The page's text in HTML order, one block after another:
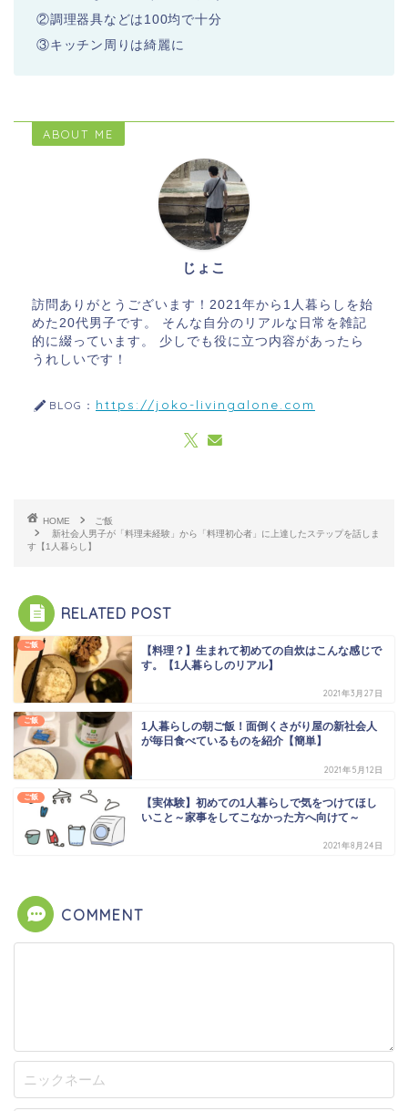
②調理器具などは100均で十分
③キッチン周りは綺麗に
ABOUT ME
じょこ
訪問ありがとうございます！2021年から1人暮らしを始
めた20代男子です。 そんな自分のリアルな日常を雑記
的に綴っています。 少しでも役に立つ内容があったら
うれしいです！
BLOG： https://joko-livingalone.com
HOME
ご飯
新社会人男子が「料理未経験」から「料理初心者」に上達したステップを話しま
す【1人暮らし】
RELATED POST
ご飯
【料理？】生まれて初めての自炊はこんな感じで
す。【1人暮らしのリアル】
2021年3月27日
ご飯
1人暮らしの朝ご飯！面倒くさがり屋の新社会人
が毎日食べているものを紹介【簡単】
2021年5月12日
ご飯
【実体験】初めての1人暮らしで気をつけてほし
いこと～家事をしてこなかった方へ向けて～
2021年8月24日
COMMENT